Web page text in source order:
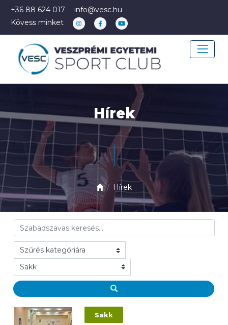
+36 88 624 017
info@vesc.hu
Kövess minket
Hírek
Hírek
Sakk